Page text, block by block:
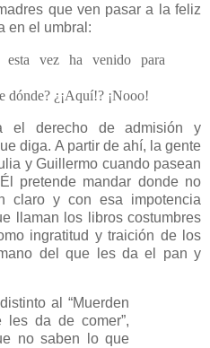
que ven pasar a la feliz
en el umbral:
vez ha venido para
dónde? ¿¡Aquí!? ¡Nooo!
derecho de admisión y
diga. A partir de ahí, la gente
y Guillermo cuando pasean
pretende mandar donde no
claro y con esa impotencia
llaman los libros costumbres
ingratitud y traición de los
del que les da el pan y
al “Muerden
les da de comer”,
no saben lo que